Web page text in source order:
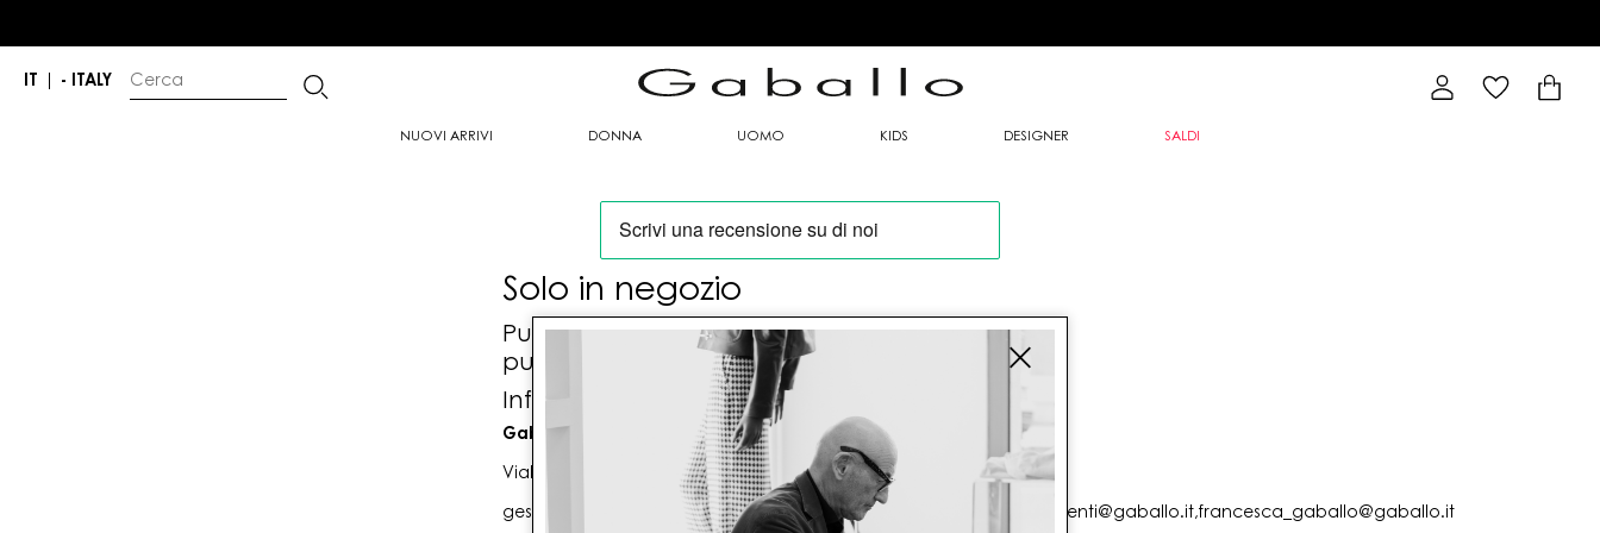
IT - ITALY
NUOVI ARRIVI DONNA UOMO KIDS DESIGNER SALDI
Solo in negozio
Puoi trovare questo articolo solo presso i nostri
punti vendita:
Info contatti
Gaballo Mario srl
Viale G. Matteotti n. 23 00053 Civitavecchia (RM)
gestioneordini@gaballo.it,customercare@sellmasters.it,assistenzaclienti@gaballo.it,francesca_gaballo@gaballo.it